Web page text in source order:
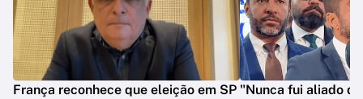
França reconhece que eleição em SP "Nunca fui aliado